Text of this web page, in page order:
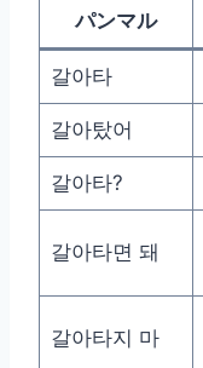
パンマル
갈아타
갈아탔어
갈아타?
갈아타면 돼
갈아타지 마